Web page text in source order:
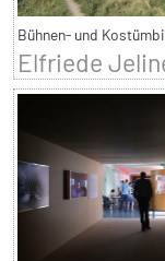
Bühnen- und
Elfriede